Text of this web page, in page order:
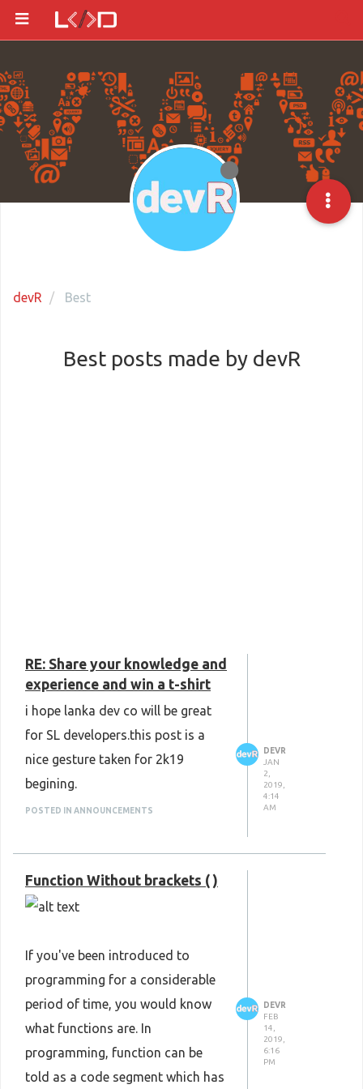
devR Best
Best posts made by devR
RE: Share your knowledge and
experience and win a t-shirt
i hope lanka dev co will be great
for SL developers.this post is a
nice gesture taken for 2k19
begining.
POSTED IN ANNOUNCEMENTS
DEVR
JAN
2,
2019,
4:14
AM
Function Without brackets ( )
If you've been introduced to
programming for a considerable
period of time, you would know
what functions are. In
programming, function can be
told as a code segment which has
DEVR
FEB
14,
2019,
6:16
PM